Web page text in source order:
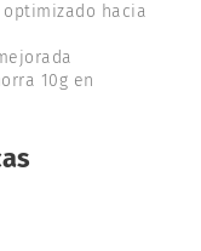
hacia
10g en